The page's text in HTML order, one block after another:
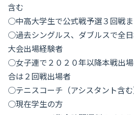
含む
○中高大学生で公式戦予選３回戦
○過去シングルス、ダブルスで全
大会出場経験者
○女子連で２０２０年以降本戦出
合は２回戦出場者
○テニスコーチ（アシスタント含
○現在学生の方